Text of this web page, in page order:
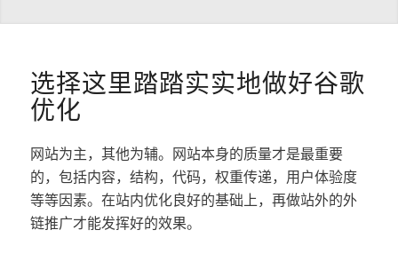
选择这里踏踏实实地做好谷歌
优化
网站为主，其他为辅。网站本身的质量才是最重要
的，包括内容，结构，代码，权重传递，用户体验度
等等因素。在站内优化良好的基础上，再做站外的外
链推广才能发挥好的效果。